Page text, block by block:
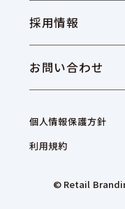
採用情報
お問い合わせ
個人情報保護方針
利用規約
© Retail